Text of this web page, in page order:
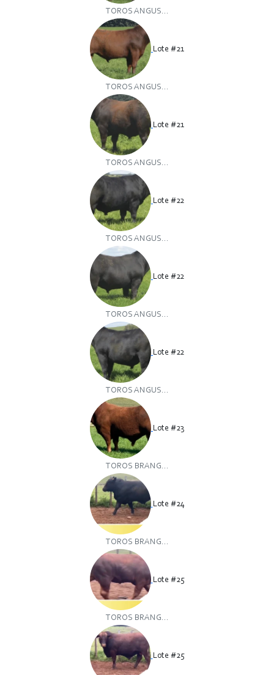
TOROS ANGUS...
Lote #21
TOROS ANGUS...
Lote #21
TOROS ANGUS...
Lote #22
TOROS ANGUS...
Lote #22
TOROS ANGUS...
Lote #22
TOROS ANGUS...
Lote #23
TOROS BRANG...
Lote #24
TOROS BRANG...
Lote #25
TOROS BRANG...
Lote #25